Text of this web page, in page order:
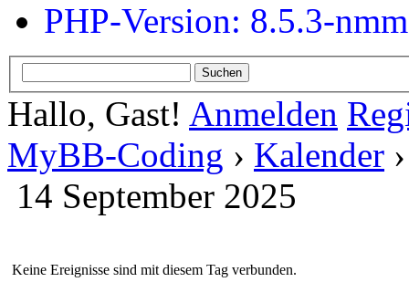
PHP-Version: 8.5.3-
Hallo, Gast! Anmelden
MyBB-Coding › Kalender
14 September 2025
Keine Ereignisse sind mit diesem Tag verbunden.